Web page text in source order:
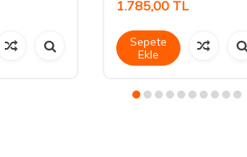
1.785,00 TL
Sepete
Ekle